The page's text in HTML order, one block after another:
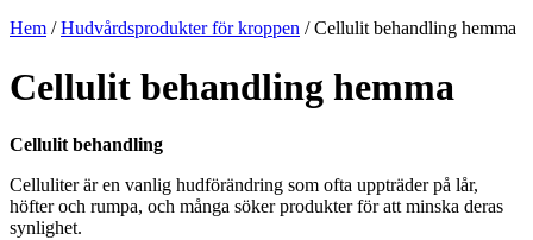
Hem /Hudvårdsprodukter för kroppen / Cellulit behandling hemma
Cellulit behandling hemma
Cellulit behandling
Celluliter är en vanlig hudförändring som ofta uppträder på lår,
höfter och rumpa, och många söker produkter för att minska deras
synlighet.